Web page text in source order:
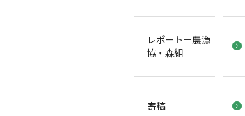
レポート－農漁
協・森組
寄稿